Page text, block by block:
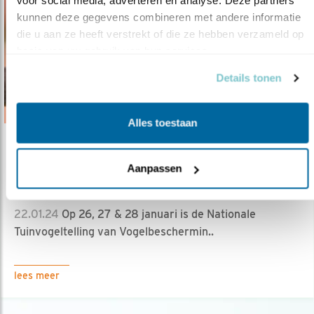
kunnen deze gegevens combineren met andere informatie
die u aan ze heeft verstrekt of die ze hebben verzameld op
Details tonen
Alles toestaan
Aanpassen
Nieuws
Aankomend weekend is de Nationale
Tuinvo..
22.01.24 Op 26, 27 & 28 januari is de Nationale
Tuinvogeltelling van Vogelbeschermin..
lees meer